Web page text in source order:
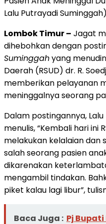
Lalu Putrayadi
Lombok Timur – Jagat
dihebohkan dengan
Suminggahyang
Daerah (RSUD) dr. R.
memberikan pelayanan
meninggalnya seorang
Dalam postingannya,
menulis, “Kembali hari ini
melakukan kelalaian dan
salah seorang pasien
dikarenakan
mengambil tindakan.
piket kalau lagi libur”,
Baca Juga : Pj Bupati